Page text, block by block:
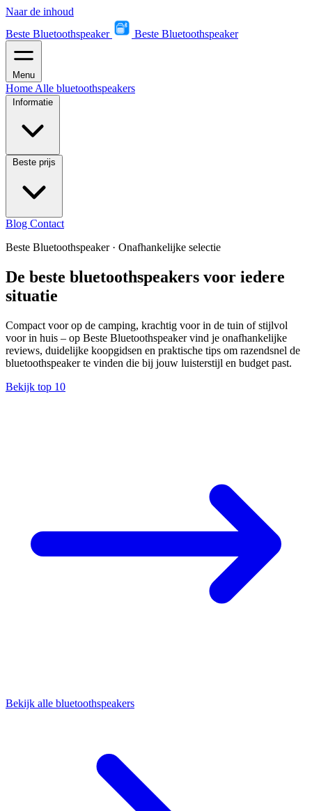
Naar de inhoud
Beste Bluetoothspeaker
Beste Bluetoothspeaker
Menu
Home Alle bluetoothspeakers
Informatie
Beste prijs
Blog Contact
Beste Bluetoothspeaker · Onafhankelijke selectie
De beste bluetoothspeakers voor iedere
situatie
Compact voor op de camping, krachtig voor in de tuin of stijlvol
voor in huis – op Beste Bluetoothspeaker vind je onafhankelijke
reviews, duidelijke koopgidsen en praktische tips om razendsnel de
bluetoothspeaker te vinden die bij jouw luisterstijl en budget past.
Bekijk top 10
Bekijk alle bluetoothspeakers